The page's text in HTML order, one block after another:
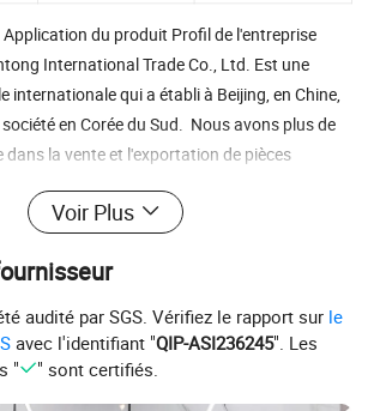
du produit Profil de l'entreprise
International Trade Co., Ltd. Est une
internationale qui a établi à Beijing, en Chine,
en Corée du Sud. Nous avons plus de
dans la vente et l'exportation de pièces
vente des pièces détachées pour l'automobile
Nos principaux produits comprennent
de châssis et les systèmes électriques.
à fournir des services professionnels à
Voir Plus
audité par SGS. Vérifiez le rapport sur le
avec l'identifiant "QIP-ASI236245". Les
"
" sont certifiés.